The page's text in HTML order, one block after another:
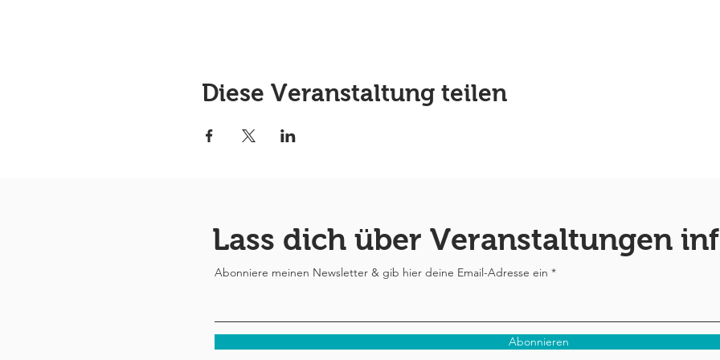
Diese Veranstaltung teilen
Lass dich über Veranstaltungen
Abonniere meinen Newsletter & gib hier deine Email-Adresse ein
Abonnieren